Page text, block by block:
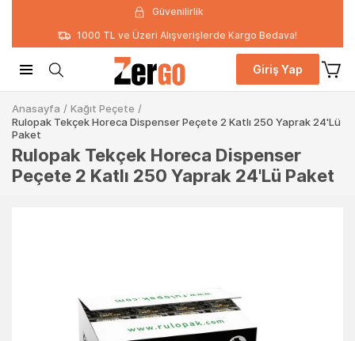
Güvenilirlik
1000 TL ve Üzeri Alışverişlerde Kargo Bedava!
Giriş Yap
Anasayfa / Kağıt Peçete /
Rulopak Tekçek Horeca Dispenser Peçete 2 Katlı 250 Yaprak 24'Lü
Paket
Rulopak Tekçek Horeca Dispenser
Peçete 2 Katlı 250 Yaprak 24'Lü Paket